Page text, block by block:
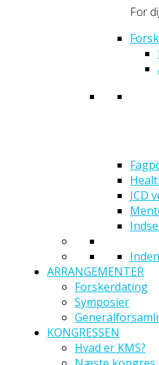
For
JCD
ARRANGEMENTER
Forskerdating
Symposier
KONGRESSEN
Hvad er KMS?